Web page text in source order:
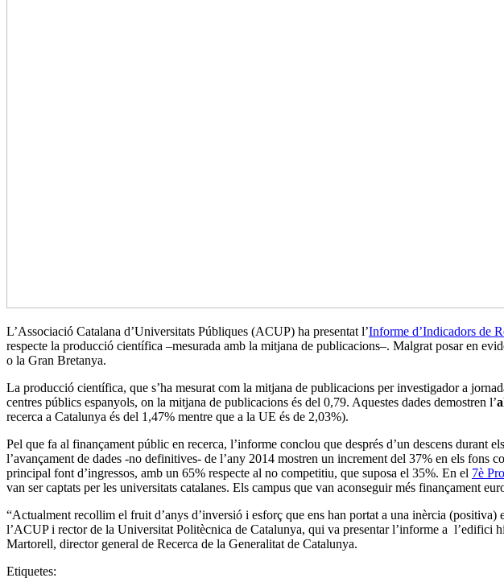
L’Associació Catalana d’Universitats Públiques (ACUP) ha presentat l’Informe d’Indicadors de
respecte la producció científica –mesurada amb la mitjana de publicacions–. Malgrat posar en
o la Gran Bretanya.
La producció científica, que s’ha mesurat com la mitjana de publicacions per investigador a
centres públics espanyols, on la mitjana de publicacions és del 0,79. Aquestes dades demostren l’
recerca a Catalunya és del 1,47% mentre que a la UE és de 2,03%).
Pel que fa al finançament públic en recerca, l’informe conclou que després d’un descens
l’avançament de dades -no definitives- de l’any 2014 mostren un increment del 37% en els
principal font d’ingressos, amb un 65% respecte al no competitiu, que suposa el 35%. En el 7è
van ser captats per les universitats catalanes. Els campus que van aconseguir més finançament
“Actualment recollim el fruit d’anys d’inversió i esforç que ens han portat a una inèrcia
l’ACUP i rector de la Universitat Politècnica de Catalunya, qui va presentar l’informe a l’edifici
Martorell, director general de Recerca de la Generalitat de Catalunya.
Etiquetes: